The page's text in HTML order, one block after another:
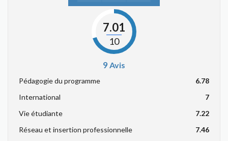
7.01
10
9Avis
Pédagogie du programme
6.78
International
7
Vie étudiante
7.22
Réseau et insertion professionnelle
7.46